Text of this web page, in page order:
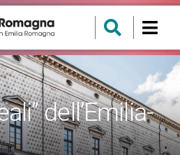
dell’Emilia-